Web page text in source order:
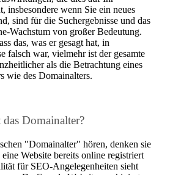
insbesondere wenn Sie ein neues
sind für die Suchergebnisse und das
Wachstum von großer Bedeutung.
das, was er gesagt hat, in
falsch war, vielmehr ist der gesamte
als die Betrachtung eines
wie des Domainalters.
das Domainalter?
"Domainalter" hören, denken sie
Website bereits online registriert
für SEO-Angelegenheiten sieht